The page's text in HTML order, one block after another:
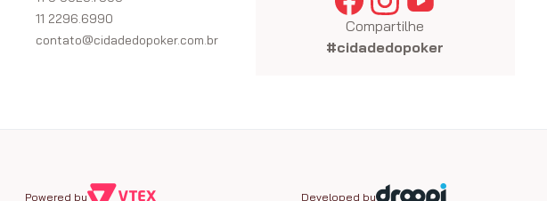
11 2296.6990
contato@cidadedopoker.com.br
Compartilhe
#cidadedopoker
Powered by Developed by